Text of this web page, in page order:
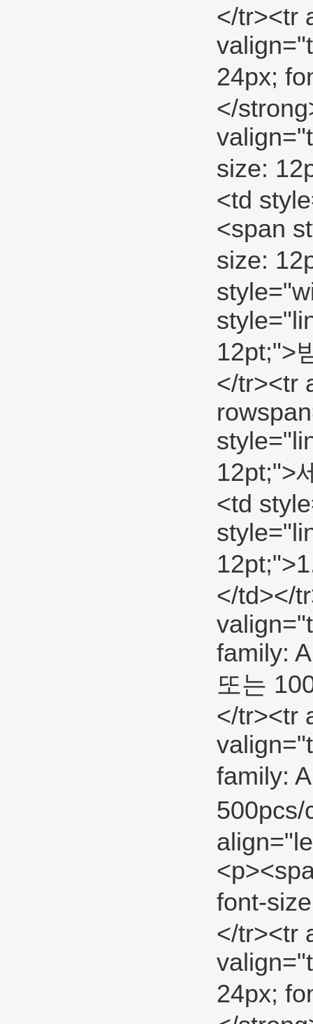
</tr><tr
24px;
</
size:
<td
<span
size:
12pt;">
</tr><tr
12pt;">
<td
</td></
family:
또는
</tr><tr
family:
500pcs/
font-
</tr><tr
24px;